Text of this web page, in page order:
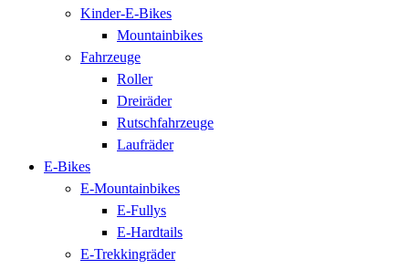
Kinder-E-Bikes
Mountainbikes
Fahrzeuge
Roller
Dreiräder
Rutschfahrzeuge
Laufräder
E-Bikes
E-Mountainbikes
E-Fullys
E-Hardtails
E-Trekkingräder